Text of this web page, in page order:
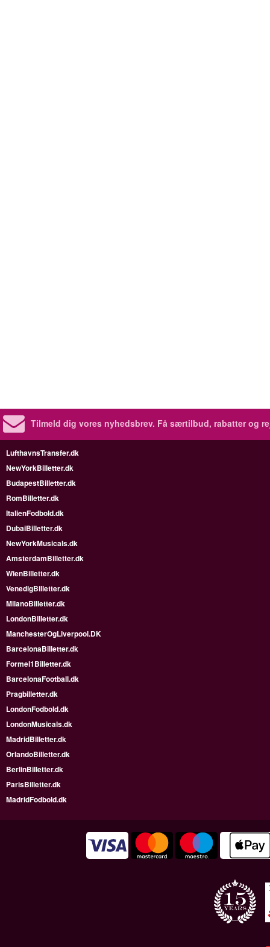
Tilmeld dig vores nyhedsbrev. Få særtilbud, rabatter og
LufthavnsTransfer.dk
NewYorkBilletter.dk
BudapestBilletter.dk
RomBilletter.dk
ItalienFodbold.dk
DubaiBilletter.dk
NewYorkMusicals.dk
AmsterdamBilletter.dk
WienBilletter.dk
VenedigBilletter.dk
MilanoBilletter.dk
LondonBilletter.dk
ManchesterOgLiverpool.DK
BarcelonaBilletter.dk
Formel1Billetter.dk
BarcelonaFootball.dk
Pragbilletter.dk
LondonFodbold.dk
LondonMusicals.dk
MadridBilletter.dk
OrlandoBilletter.dk
BerlinBilletter.dk
ParisBilletter.dk
MadridFodbold.dk